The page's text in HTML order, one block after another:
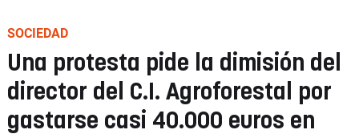
SOCIEDAD
Una protesta pide la dimisión del
director del C.I. Agroforestal por
gastarse casi 40.000 euros en